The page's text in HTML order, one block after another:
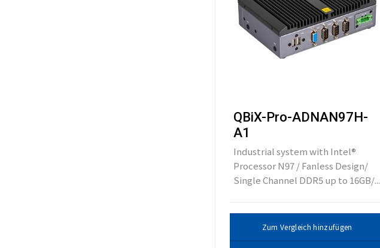
QBiX-Pro-ADNAN97H-
A1
Industrial system with Intel®
Processor N97 / Fanless Design/
Single Channel DDR5 up to 16GB/...
Zum Vergleich hinzufügen